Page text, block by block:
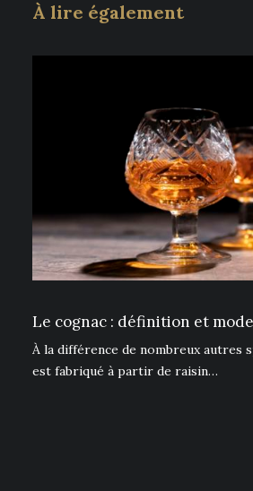
À lire également
Le cognac : définition et
À la différence de nombreux autres
est fabriqué à partir de raisin…